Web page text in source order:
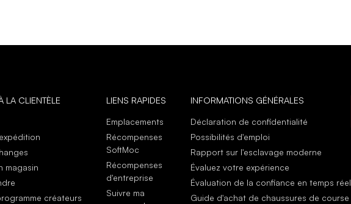
LA CLIENTÈLE
magasin
créateurs
LIENS RAPIDES
Emplacements
Récompenses
SoftMoc
Récompenses
d'entreprise
Suivre ma
INFORMATIONS GÉNÉRALES
Déclaration de confidentialité
Possibilités d'emploi
Rapport sur l'esclavage moderne
Évaluez votre expérience
Évaluation de la confiance en temps réel
Guide d'achat de chaussures de course